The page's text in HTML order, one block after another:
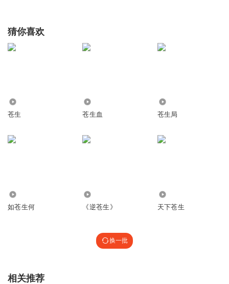
猜你喜欢
苍生 苍生血 苍生局
如苍生何 《逆苍生》 天下苍生
换一批
相关推荐